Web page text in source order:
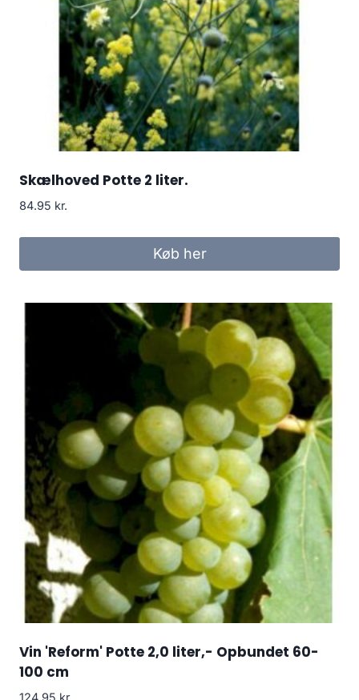
Skælhoved Potte 2 liter.
84.95 kr.
Køb her
Vin 'Reform' Potte 2,0 liter,- Opbundet 60-
100 cm